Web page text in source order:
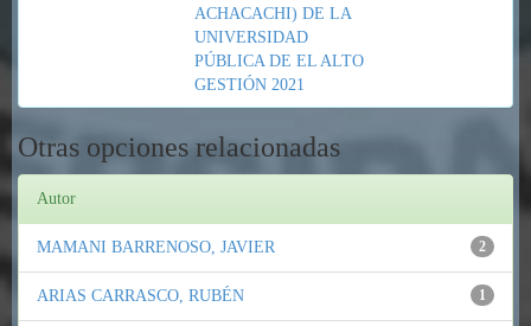
ACHACACHI) DE LA
UNIVERSIDAD
PÚBLICA DE EL ALTO
GESTIÓN 2021
Otras opciones relacionadas
Autor
2
MAMANI BARRENOSO, JAVIER
1
ARIAS CARRASCO, RUBÉN